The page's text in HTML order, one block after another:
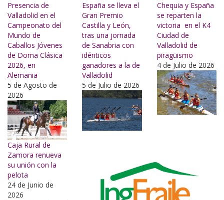
Presencia de
Valladolid en el
Campeonato del
Mundo de
Caballos Jóvenes
de Doma Clásica
2026, en
Alemania
5 de Agosto de
2026
España se lleva el
Gran Premio
Castilla y León,
tras una jornada
de Sanabria con
idénticos
ganadores a la de
Valladolid
5 de Julio de 2026
Chequia y España
se reparten la
victoria en el K4
Ciudad de
Valladolid de
piragüismo
4 de Julio de 2026
Caja Rural de
Zamora renueva
su unión con la
pelota
24 de Junio de
2026